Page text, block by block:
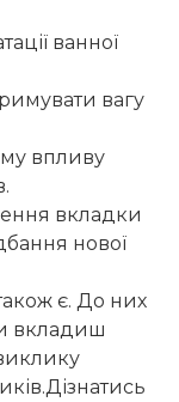
ванної
вагу
впливу
вкладки
нової
є. До них
вкладиш